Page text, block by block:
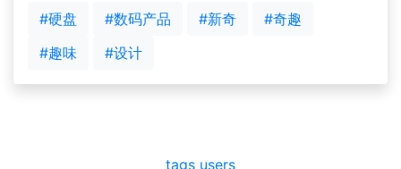
#硬盘 #数码产品 #新奇
#奇趣
#趣味
#设计
tags users